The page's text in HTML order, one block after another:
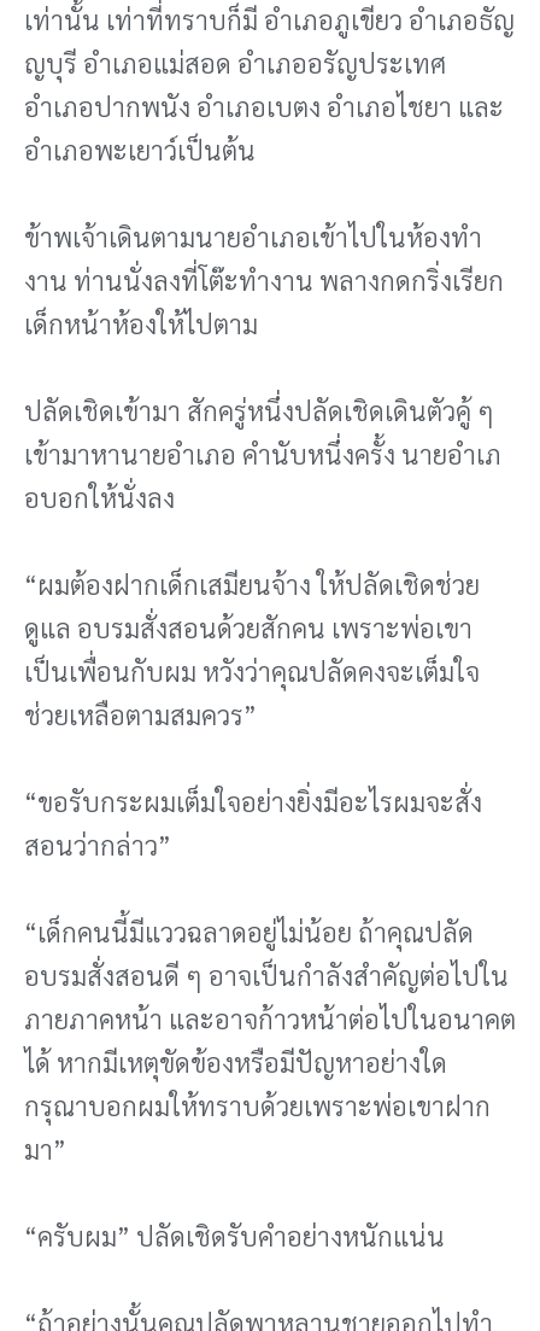
เท่านั้น เท่าที่ทราบก็มี อําเภอภูเขียว อําเภอธัญ
ญบุรี อําเภอแม่สอด อําเภออรัญประเทศ
อําเภอปากพนัง อําเภอเบตง อําเภอไชยา และ
อําเภอพะเยาว์เป็นต้น
ข้าพเจ้าเดินตามนายอําเภอเข้าไปในห้องทํา
งาน ท่านนั่งลงที่โต๊ะทํางาน พลางกดกริ่งเรียก
เด็กหน้าห้องให้ไปตาม
ปลัดเชิดเข้ามา สักครู่หนึ่งปลัดเชิดเดินตัวคู้ ๆ
เข้ามาหานายอําเภอ คํานับหนึ่งครั้ง นายอําเภ
อบอกให้นั่งลง
“ผมต้องฝากเด็กเสมียนจ้าง ให้ปลัดเชิดช่วย
ดูแล อบรมสั่งสอนด้วยสักคน เพราะพ่อเขา
เป็นเพื่อนกับผม หวังว่าคุณปลัดคงจะเต็มใจ
ช่วยเหลือตามสมควร”
“ขอรับกระผมเต็มใจอย่างยิ่งมีอะไรผมจะสั่ง
สอนว่ากล่าว”
“เด็กคนนี้มีแววฉลาดอยู่ไม่น้อย ถ้าคุณปลัด
อบรมสั่งสอนดี ๆ อาจเป็นกําลังสําคัญต่อไปใน
ภายภาคหน้า และอาจก้าวหน้าต่อไปในอนาคต
ได้ หากมีเหตุขัดข้องหรือมีปัญหาอย่างใด
กรุณาบอกผมให้ทราบด้วยเพราะพ่อเขาฝาก
มา”
“ครับผม” ปลัดเชิดรับคําอย่างหนักแน่น
“ถ้าอย่างนั้นคุณปลัดพาหลานชายออกไปทํา